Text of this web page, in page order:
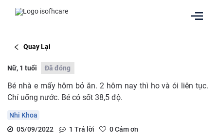
Quay Lại
Nữ, 1 tuổi Đã đóng
Bé nhà e mấy hôm bỏ ăn. 2 hôm nay thì ho và ói liên tục.
Chỉ uống nước. Bé có sốt 38,5 độ.
Nhi Khoa
05/09/2022
1 Trả lời 0Cảm ơn